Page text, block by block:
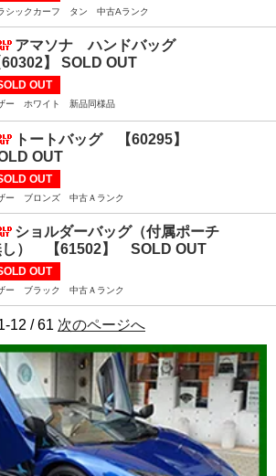
シックカーフ タン 中古Aランク
アマソナ ハンドバッグ
60302】 SOLD OUT
OUT
ー ホワイト 新品同様品
トートバッグ 【60295】
OUT
OUT
ー ブロンズ 中古Ａランク
ショルダーバッグ（付属ポーチ
し） 【61502】 SOLD OUT
OUT
ー ブラック 中古Ａランク
12 / 61 次のページへ